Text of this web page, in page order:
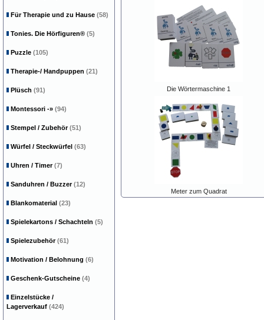
Die Wörtermaschine 1
Meter zum Quadrat
Für Therapie und zu Hause (58)
Tonies. Die Hörfiguren® (5)
Puzzle (105)
Therapie-/ Handpuppen (21)
Plüsch (91)
Montessori -» (94)
Stempel / Zubehör(51)
Würfel / Steckwürfel (63)
Uhren / Timer(7)
Sanduhren / Buzzer(12)
Blankomaterial (23)
Spielekartons / Schachteln (5)
Spielezubehör(61)
Motivation / Belohnung (6)
Geschenk-Gutscheine (4)
Einzelstücke /
Lagerverkauf (424)